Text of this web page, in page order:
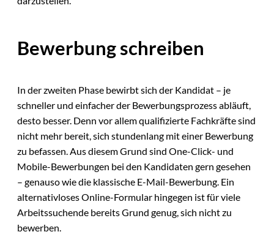
Bewerbung schreiben
In der zweiten Phase bewirbt sich der Kandidat – je
schneller und einfacher der Bewerbungsprozess abläuft,
desto besser. Denn vor allem qualifizierte Fachkräfte sind
nicht mehr bereit, sich stundenlang mit einer Bewerbung
zu befassen. Aus diesem Grund sind One-Click- und
Mobile-Bewerbungen bei den Kandidaten gern gesehen
– genauso wie die klassische E-Mail-Bewerbung. Ein
alternativloses Online-Formular hingegen ist für viele
Arbeitssuchende bereits Grund genug, sich nicht zu
bewerben.